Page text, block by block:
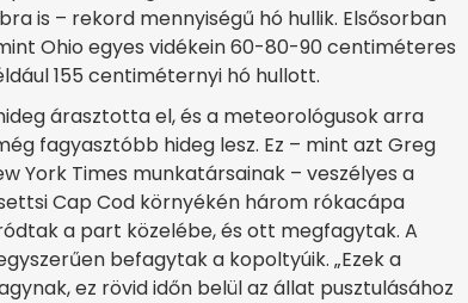
is – rekord mennyiségű hó hullik. Elsősorban
Ohio egyes vidékein 60-80-90 centiméteres
155 centiméternyi hó hullott.
árasztotta el, és a meteorológusok arra
fagyasztóbb hideg lesz. Ez – mint azt Greg
York Times munkatársainak – veszélyes a
Cap Cod környékén három rókacápa
a part közelébe, és ott megfagytak. A
befagytak a kopoltyúik. „Ezek a
ez rövid időn belül az állat pusztulásához